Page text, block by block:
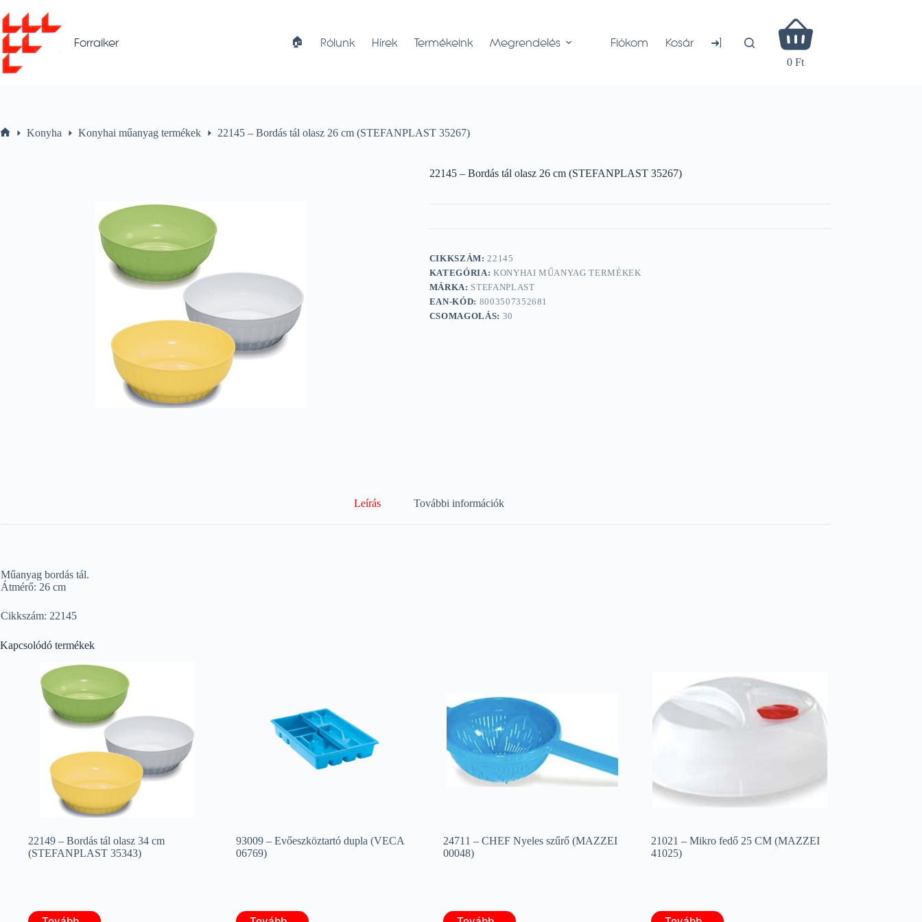
to
content
Forraiker 🏠︎ Rólunk Hírek Termékeink Megrendelés Fiókom Kosár ➜]
Shopping
cart
0 Ft
Konyha Konyhai műanyag termékek 22145 – Bordás tál olasz 26 cm (STEFANPLAST 35267)
22145 – Bordás tál olasz 26 cm (STEFANPLAST 35267)
CIKKSZÁM:22145
KATEGÓRIA: KONYHAI MŰANYAG TERMÉKEK
MÁRKA: STEFANPLAST
EAN-KÓD: 8003507352681
CSOMAGOLÁS: 30
Leírás További információk
Műanyag bordás tál.
Átmérő: 26 cm
Cikkszám: 22145
Kapcsolódó termékek
22149 – Bordás tál olasz 34 cm
(STEFANPLAST 35343)
93009 – Evőeszköztartó dupla (VECA
06769)
24711 – CHEF Nyeles szűrő (MAZZEI
00048)
21021 – Mikro fedő 25 CM (MAZZEI
41025)